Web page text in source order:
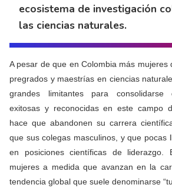
ecosistema de investigación
las ciencias naturales.
A pesar de que en Colombia más mujeres
pregrados y maestrías en ciencias
grandes limitantes para consolidarse
exitosas y reconocidas en este campo
hace que abandonen su carrera
que sus colegas masculinos, y que pocas
en posiciones científicas de liderazgo.
mujeres a medida que avanzan en la
tendencia global que suele denominarse